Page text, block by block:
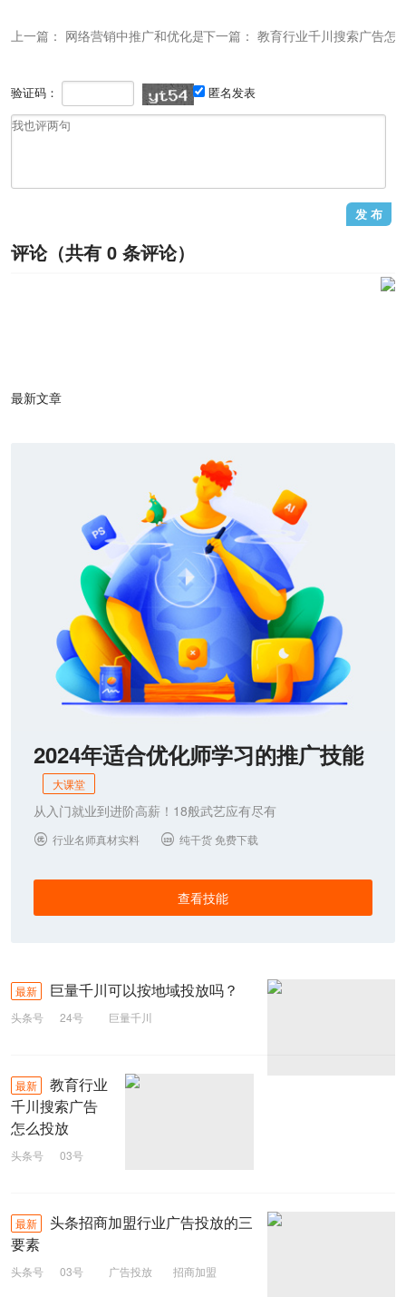
上一篇： 网络营销中推广和优化是基石，122种方法大全
下一篇： 教育行业千川搜索广告怎
验证码： 匿名发表
评论（共有 0 条评论）
最新文章
2024年适合优化师学习的推广技能
大课堂
从入门就业到进阶高薪！18般武艺应有尽有
 行业名师真材实料  纯干货 免费下载
查看技能
最新 巨量千川可以按地域投放吗？
头条号 24号 巨量千川
最新
教育行业
千川搜索广告
怎么投放
头条号
03号
千川搜索
教育行业
最新
头条招商加盟行业广告投放的三
要素
头条号 03号 广告投放
招商加盟